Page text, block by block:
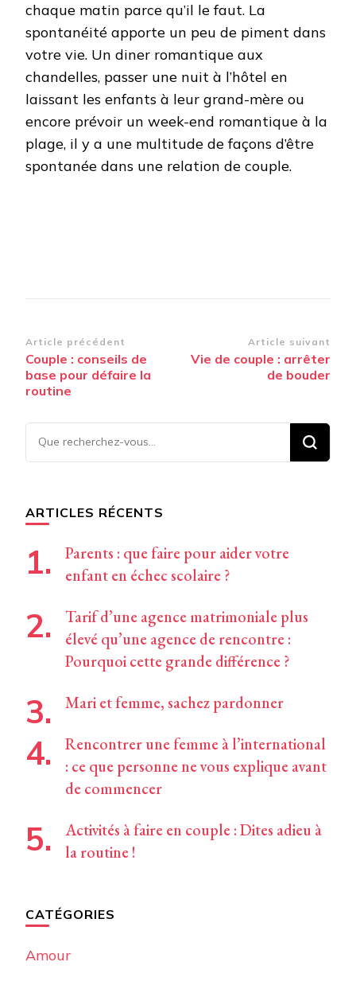
chaque matin parce qu’il le faut. La
spontanéité apporte un peu de piment dans
votre vie. Un diner romantique aux
chandelles, passer une nuit à l’hôtel en
laissant les enfants à leur grand-mère ou
encore prévoir un week-end romantique à la
plage, il y a une multitude de façons d’être
spontanée dans une relation de couple.
Navigation
d’article
Article précédent
Couple : conseils de
base pour défaire la
routine
Article suivant
Vie de couple : arrêter
de bouder
Vous
recherchiez
ARTICLES RÉCENTS
Parents : que faire pour aider votre
enfant en échec scolaire ?
Tarif d’une agence matrimoniale plus
élevé qu’une agence de rencontre :
Pourquoi cette grande différence ?
Mari et femme, sachez pardonner
Rencontrer une femme à l’international
: ce que personne ne vous explique avant
de commencer
Activités à faire en couple : Dites adieu à
la routine !
CATÉGORIES
Amour